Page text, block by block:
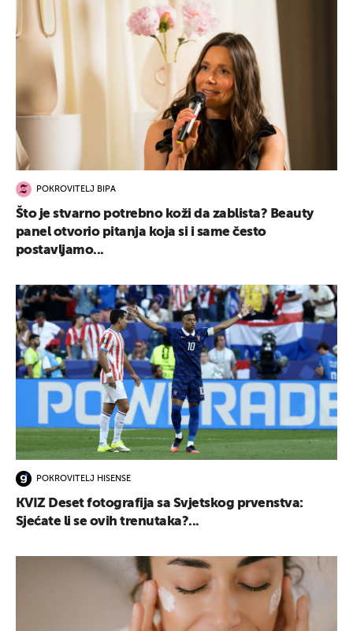
POKROVITELJ BIPA
Što je stvarno potrebno koži da zablista? Beauty
panel otvorio pitanja koja si i same često
postavljamo...
POKROVITELJ HISENSE
KVIZ Deset fotografija sa Svjetskog prvenstva:
Sjećate li se ovih trenutaka?...